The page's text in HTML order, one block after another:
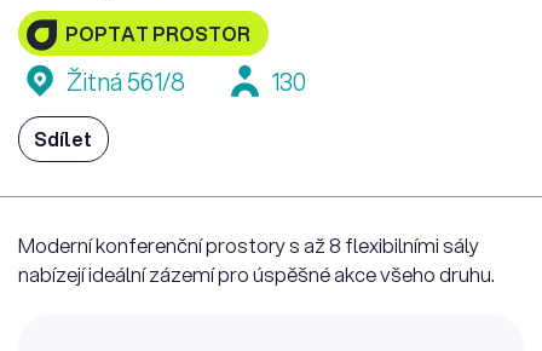
POPTAT PROSTOR
Žitná 561/8 130
Sdílet
Moderní konferenční prostory s až 8 flexibilními sály
nabízejí ideální zázemí pro úspěšné akce všeho druhu.